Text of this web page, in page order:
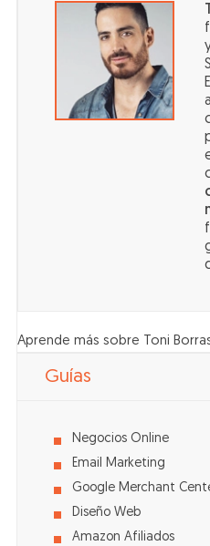
Aprende más sobre Toni
Guías
Negocios Online
Email Marketing
Google Merchant
Diseño Web
Amazon Afiliados